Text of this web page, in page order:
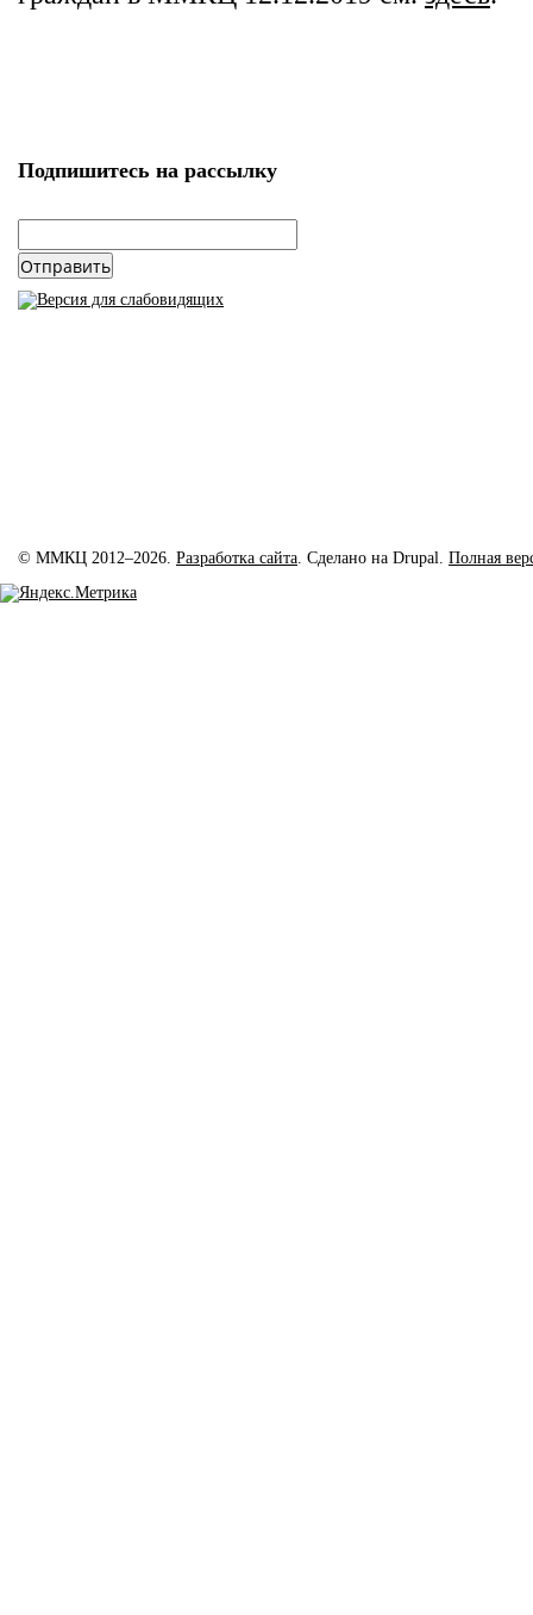
Подпишитесь на рассылку
© ММКЦ 2012–2026. Разработка сайта. Сделано на Drupal. Полная